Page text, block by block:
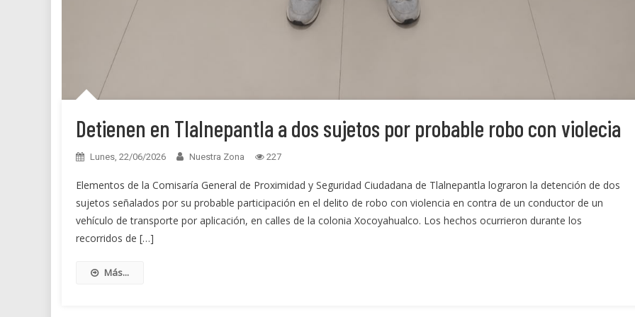
Detienen en Tlalnepantla a dos sujetos por probable robo con violecia
Lunes, 22/06/2026 Nuestra Zona 227
Elementos de la Comisaría General de Proximidad y Seguridad Ciudadana de Tlalnepantla lograron la detención de dos
sujetos señalados por su probable participación en el delito de robo con violencia en contra de un conductor de un
vehículo de transporte por aplicación, en calles de la colonia Xocoyahualco. Los hechos ocurrieron durante los
recorridos de […]
Más...